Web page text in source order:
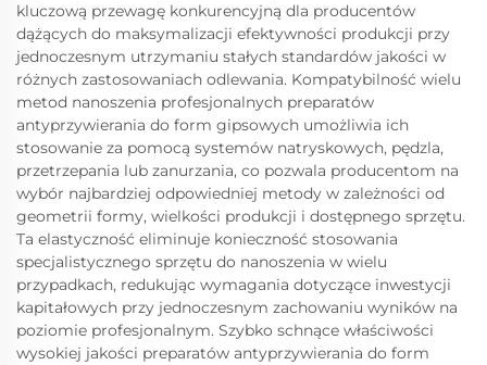
kluczową przewagę konkurencyjną dla producentów
dążących do maksymalizacji efektywności produkcji przy
jednoczesnym utrzymaniu stałych standardów jakości w
różnych zastosowaniach odlewania. Kompatybilność wielu
metod nanoszenia profesjonalnych preparatów
antyprzywierania do form gipsowych umożliwia ich
stosowanie za pomocą systemów natryskowych, pędzla,
przetrzepania lub zanurzania, co pozwala producentom na
wybór najbardziej odpowiedniej metody w zależności od
geometrii formy, wielkości produkcji i dostępnego sprzętu.
Ta elastyczność eliminuje konieczność stosowania
specjalistycznego sprzętu do nanoszenia w wielu
przypadkach, redukując wymagania dotyczące inwestycji
kapitałowych przy jednoczesnym zachowaniu wyników na
poziomie profesjonalnym. Szybko schnące właściwości
wysokiej jakości preparatów antyprzywierania do form